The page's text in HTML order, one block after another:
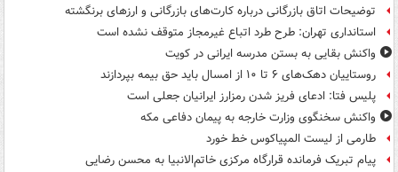
توضیحات اتاق بازرگانی درباره کارت‌های بازرگانی و ارزهای برنگشته
استانداری تهران: طرح طرد اتباع غیرمجاز متوقف نشده است
واکنش بقایی به بستن مدرسه ایرانی در کویت
روستاییان دهک‌های ۶ تا ۱۰ از امسال باید حق بیمه بپردازند
پلیس فتا: ادعای فریز شدن رمزارز ایرانیان جعلی است
واکنش سخنگوی وزارت خارجه به پیمان دفاعی مکه
طارمی از لیست المپیاکوس خط خورد
پیام تبریک فرمانده قرارگاه مرکزی خاتم‌الانبیا به محسن رضایی